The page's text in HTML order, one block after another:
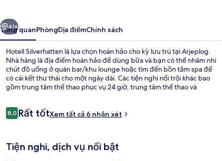
41+
Tổng quanPhòngĐịa điểmChính sách
Hotell Silverhatten là lựa chọn hoàn hảo cho kỳ lưu trú tại Arjeplog.
Nhà hàng là địa điểm hoàn hảo để dùng bữa và bạn có thể nhâm nhi
chút đồ uống ở quán bar/khu lounge hoặc tìm đến bồn tắm spa để
có cái kết thư thái cho một ngày dài. Các tiện nghi nổi trội khác bao
gồm trung tâm thể thao phục vụ 24 giờ, trung tâm thể thao và
Nhận
xét
8,08,0 trên 10,
Rất tốtXem tất cả 6 nhận xét
Tiện nghi, dịch vụ nổi bật